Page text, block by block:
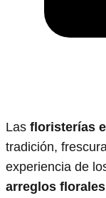
Las floristerías
tradición,
experiencia de
arreglos